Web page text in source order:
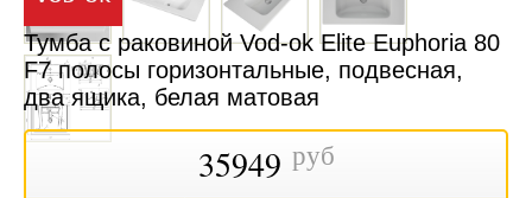
Тумба с раковиной Vod-ok Elite Euphoria 80
F7 полосы горизонтальные, подвесная,
два ящика, белая матовая
35949 руб